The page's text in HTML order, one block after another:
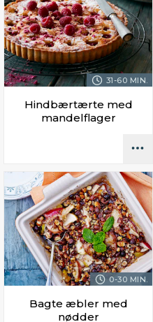
31-60 MIN.
Hindbærtærte med
mandelflager
0-30 MIN.
Bagte æbler med
nødder